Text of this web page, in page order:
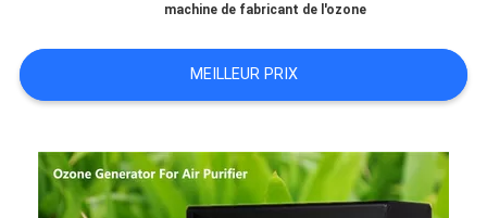
MERCHANTS
PLAN
DU
SITE
machine de fabricant de l'ozone
MEILLEUR PRIX